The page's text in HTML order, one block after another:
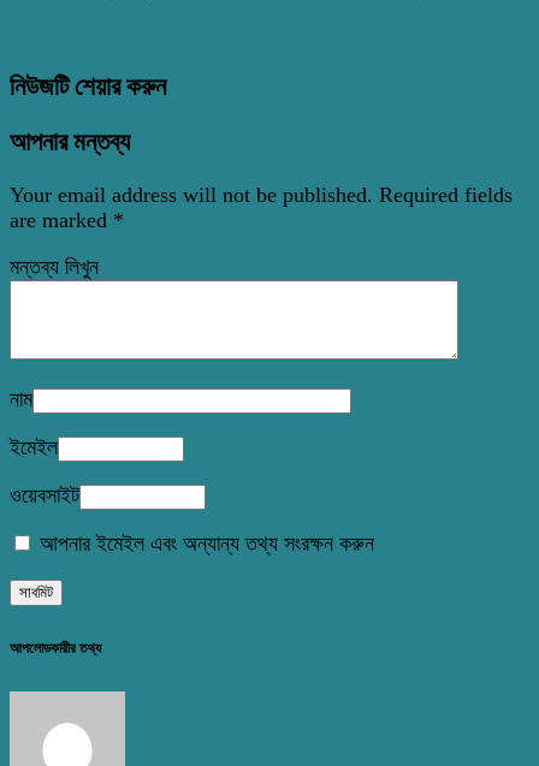
নিউজটি শেয়ার করুন
আপনার মন্তব্য
Your email address will not be published. Required fields
are marked *
মন্তব্য লিখুন
নাম
ইমেইল
ওয়েবসাইট
আপনার ইমেইল এবং অন্যান্য তথ্য সংরক্ষন করুন
আপলোডকারীর তথ্য